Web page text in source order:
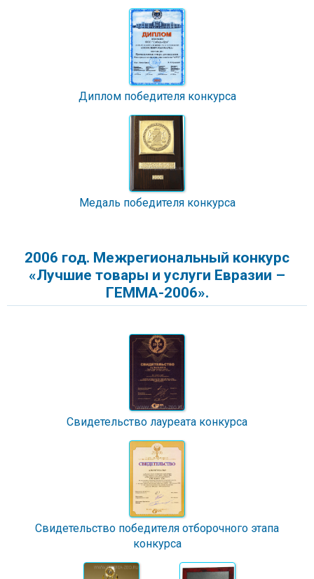
Диплом победителя конкурса
Медаль победителя конкурса
2006 год. Межрегиональный конкурс
«Лучшие товары и услуги Евразии –
ГЕММА-2006».
Свидетельство лауреата конкурса
Свидетельство победителя отборочного этапа
конкурса